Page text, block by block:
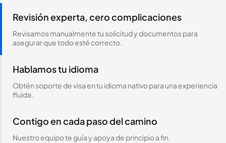
Revisión experta, cero complicaciones
Revisamos manualmente tu solicitud y documentos para
asegurar que todo esté correcto.
Hablamos tu idioma
Obtén soporte de visa en tu idioma nativo para una experiencia
fluida.
Contigo en cada paso del camino
Nuestro equipo te guía y apoya de principio a fin.